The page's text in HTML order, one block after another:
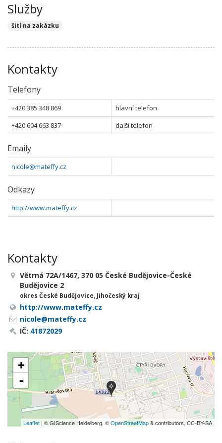
Služby
šití na zakázku
Kontakty
Telefony
+420 385 348 869
hlavní telefon
+420 604 663 837
další telefon
Emaily
nicole@mateffy.cz
Odkazy
http://www.mateffy.cz
Kontakty
Větrná 72A/1467, 370 05 České Budějovice-České
Budějovice 2
okres České Budějovice, Jihočeský kraj
http://www.mateffy.cz
nicole@mateffy.cz
IČ: 41872029
+
-
Leaflet | © GIScience Heidelberg, ©OpenStreetMap& contributors, CC-BY-SA